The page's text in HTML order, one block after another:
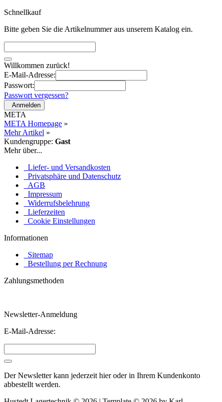
Schnellkauf
Bitte geben Sie die Artikelnummer aus unserem Katalog ein.
Willkommen zurück!
E-Mail-Adresse:
Passwort:
Passwort vergessen?
Anmelden
META
META Homepage »
Mehr Artikel »
Kundengruppe: Gast
Mehr über...
Liefer- und Versandkosten
Privatsphäre und Datenschutz
AGB
Impressum
Widerrufsbelehrung
Lieferzeiten
Cookie Einstellungen
Informationen
Sitemap
Bestellung per Rechnung
Zahlungsmethoden
Newsletter-Anmeldung
E-Mail-Adresse:
Der Newsletter kann jederzeit hier oder in Ihrem Kundenkonto
abbestellt werden.